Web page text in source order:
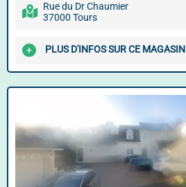
Rue du Dr Chaumier
37000 Tours
PLUS D'INFOS SUR CE MAGASIN